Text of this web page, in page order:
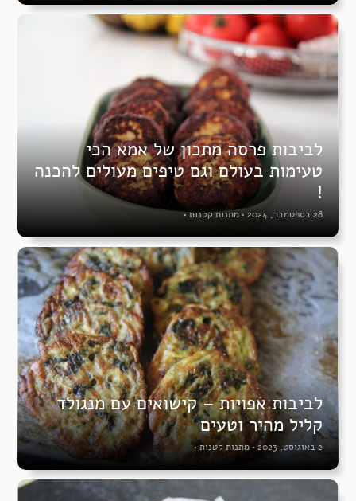
לביבות פרסה מתכון של אמא הכי
טעימות בעולם וגם טיפים מעולים להכנה
!
28 בספטמבר, 2024 • מתנות קטנות•
לביבות אפויות – קישואים עם מנגולד
קליל מהיר וטעים
2 באוגוסט, 2023 •מתנות קטנות •